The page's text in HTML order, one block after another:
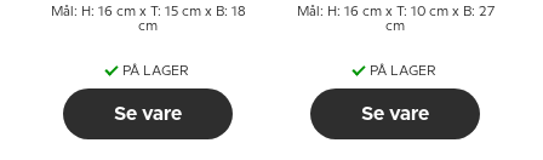
Mål: H: 16 cm x T: 15 cm x B: 18
cm
PÅ LAGER
Se vare
Mål: H: 16 cm x T: 10 cm x B: 27
cm
PÅ LAGER
Se vare